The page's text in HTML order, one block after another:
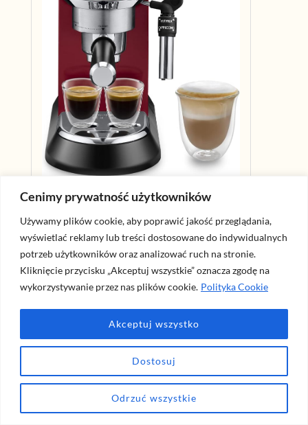
Cenimy prywatność użytkowników
Używamy plików cookie, aby poprawić jakość przeglądania,
wyświetlać reklamy lub treści dostosowane do indywidualnych
potrzeb użytkowników oraz analizować ruch na stronie.
Kliknięcie przycisku „Akceptuj wszystkie” oznacza zgodę na
wykorzystywanie przez nas plików cookie. Polityka Cookie
Dostosuj
Odrzuć wszystkie
Akceptuj wszystko
De’Longhi 132106169 EC 685
Ekspres Do Kawy, Metal, 1350 W, 1 L,
Czerwony
Ciśnienie 15 barów pozwala uzyskać
espresso o bogatym aromacie i delikatnej
piance o orzechowej barwie.
spieniania mleka można łatwo
przygotować wyśmienite cappuccino lub
doskonałe cafelatte
Ma tylko 15 cm szerokości
Kup na Amazon.pl